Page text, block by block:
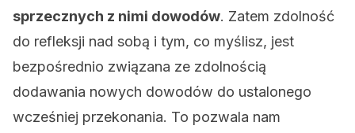
sprzecznych z nimi dowodów. Zatem zdolność
do refleksji nad sobą i tym, co myślisz, jest
bezpośrednio związana ze zdolnością
dodawania nowych dowodów do ustalonego
wcześniej przekonania. To pozwala nam